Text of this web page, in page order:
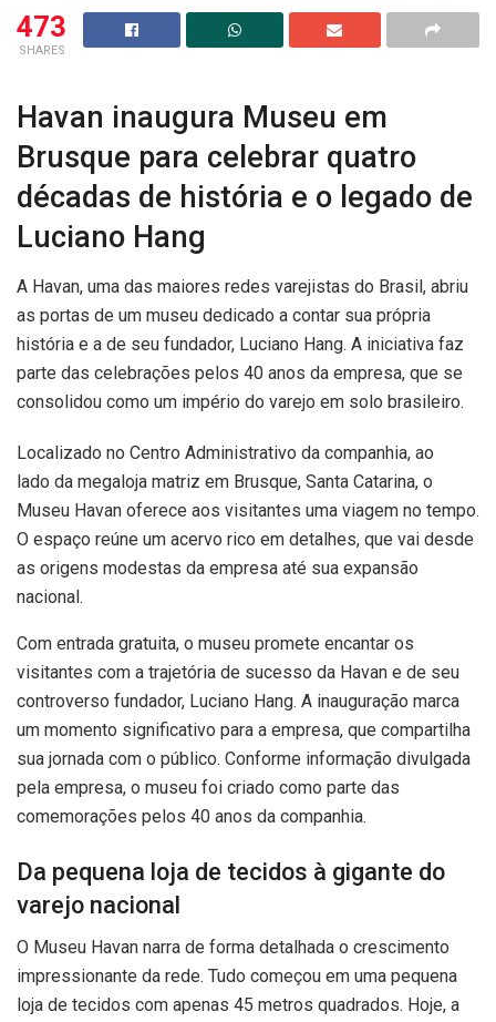
473
SHARES
Havan inaugura Museu em
Brusque para celebrar quatro
décadas de história e o legado de
Luciano Hang
A Havan, uma das maiores redes varejistas do Brasil, abriu
as portas de um museu dedicado a contar sua própria
história e a de seu fundador, Luciano Hang. A iniciativa faz
parte das celebrações pelos 40 anos da empresa, que se
consolidou como um império do varejo em solo brasileiro.
Localizado no Centro Administrativo da companhia, ao
lado da megaloja matriz em Brusque, Santa Catarina, o
Museu Havan oferece aos visitantes uma viagem no tempo.
O espaço reúne um acervo rico em detalhes, que vai desde
as origens modestas da empresa até sua expansão
nacional.
Com entrada gratuita, o museu promete encantar os
visitantes com a trajetória de sucesso da Havan e de seu
controverso fundador, Luciano Hang. A inauguração marca
um momento significativo para a empresa, que compartilha
sua jornada com o público. Conforme informação divulgada
pela empresa, o museu foi criado como parte das
comemorações pelos 40 anos da companhia.
Da pequena loja de tecidos à gigante do
varejo nacional
O Museu Havan narra de forma detalhada o crescimento
impressionante da rede. Tudo começou em uma pequena
loja de tecidos com apenas 45 metros quadrados. Hoje, a